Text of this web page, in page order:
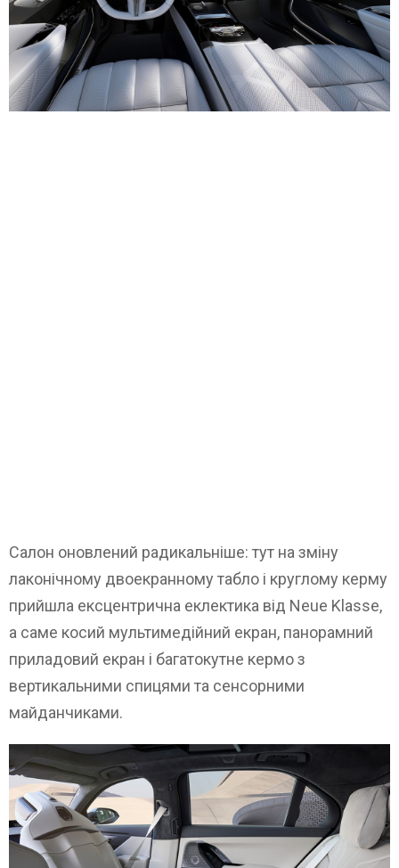
Салон оновлений радикальніше: тут на зміну
лаконічному двоекранному табло і круглому керму
прийшла ексцентрична еклектика від Neue Klasse,
а саме косий мультимедійний екран, панорамний
приладовий екран і багатокутне кермо з
вертикальними спицями та сенсорними
майданчиками.